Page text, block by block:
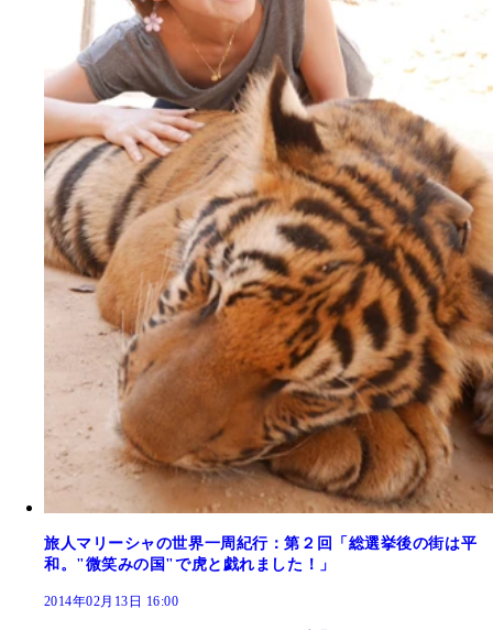
旅人マリーシャの世界一周紀行：第２回「総選挙後の街は平
和。"微笑みの国"で虎と戯れました！」
2014年02月13日 16:00